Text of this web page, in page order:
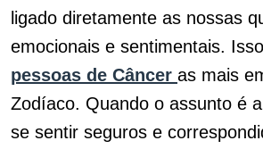
ligado diretamente as nossas
emocionais e sentimentais.
pessoas de Câncer as mais
Zodíaco. Quando o assunto é
se sentir seguros e